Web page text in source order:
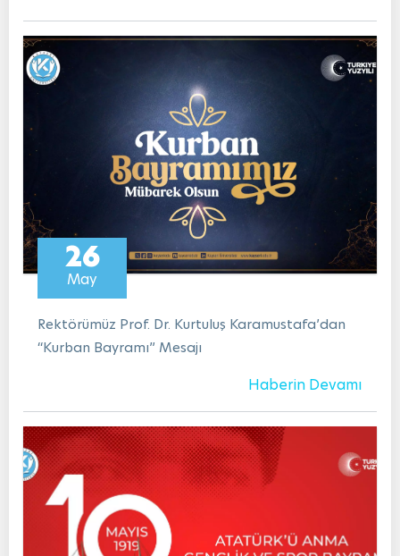
26
May
Rektörümüz Prof. Dr. Kurtuluş Karamustafa’dan
“Kurban Bayramı” Mesajı
Haberin Devamı